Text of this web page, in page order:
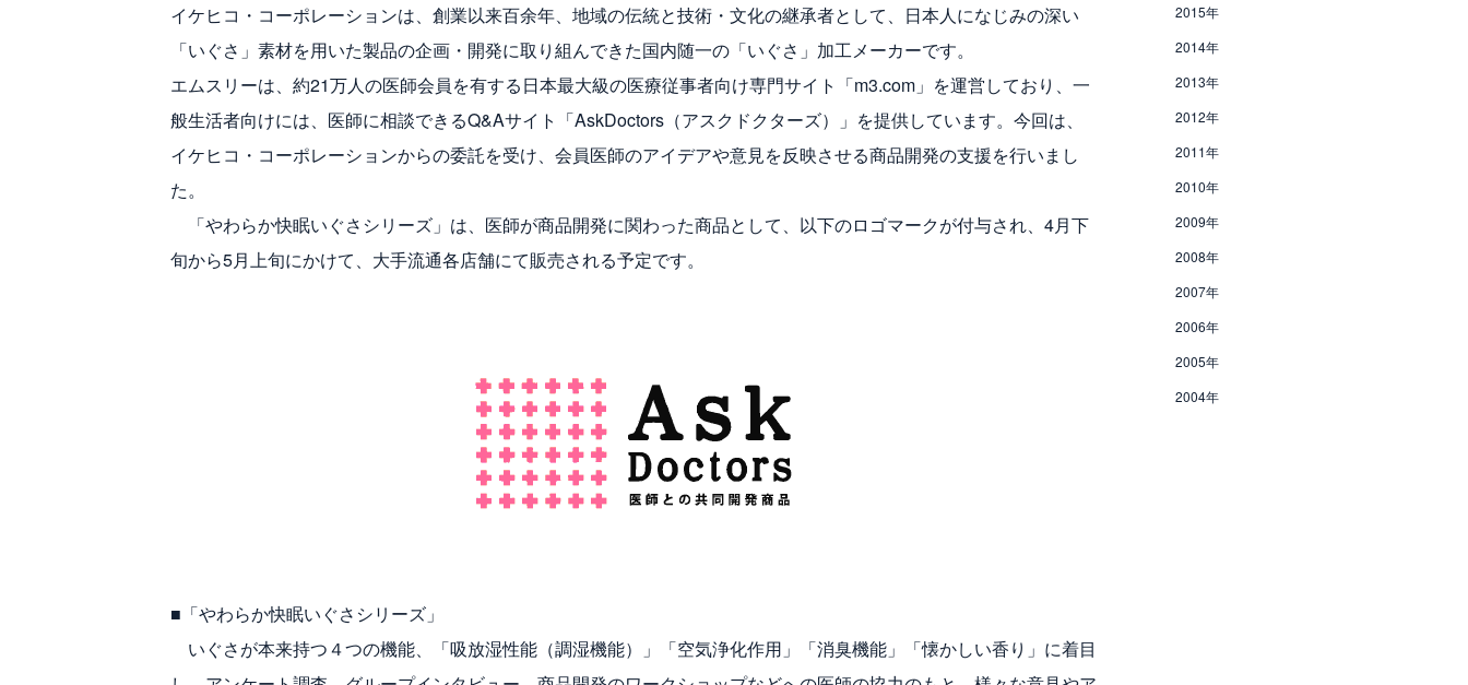
イケヒコ・コーポレーションは、創業以来百余年、地域の伝統と技術・文化の継承者として、日本人になじみの深い
「いぐさ」素材を用いた製品の企画・開発に取り組んできた国内随一の「いぐさ」加工メーカーです。
エムスリーは、約21万人の医師会員を有する日本最大級の医療従事者向け専門サイト「m3.com」を運営しており、一
般生活者向けには、医師に相談できるQ&Aサイト「AskDoctors（アスクドクターズ）」を提供しています。今回は、
イケヒコ・コーポレーションからの委託を受け、会員医師のアイデアや意見を反映させる商品開発の支援を行いまし
た。
「やわらか快眠いぐさシリーズ」は、医師が商品開発に関わった商品として、以下のロゴマークが付与され、4月下
旬から5月上旬にかけて、大手流通各店舗にて販売される予定です。
■「やわらか快眠いぐさシリーズ」
いぐさが本来持つ４つの機能、「吸放湿性能（調湿機能）」「空気浄化作用」「消臭機能」「懐かしい香り」に着目
2015年
2014年
2013年
2012年
2011年
2010年
2009年
2008年
2007年
2006年
2005年
2004年